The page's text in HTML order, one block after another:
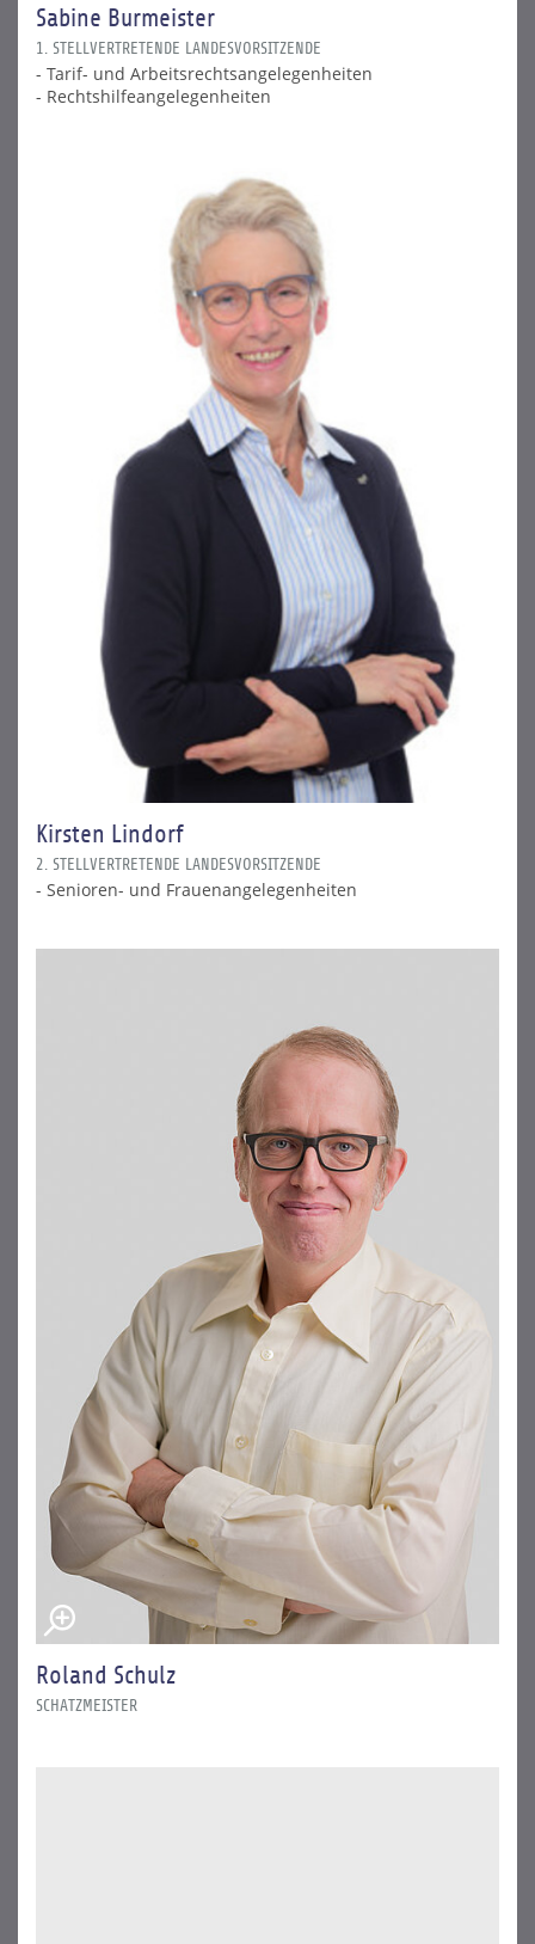
Sabine Burmeister
1. STELLVERTRETENDE LANDESVORSITZENDE
- Tarif- und Arbeitsrechtsangelegenheiten
- Rechtshilfeangelegenheiten
Kirsten Lindorf
2. STELLVERTRETENDE LANDESVORSITZENDE
- Senioren- und Frauenangelegenheiten
Roland Schulz
SCHATZMEISTER